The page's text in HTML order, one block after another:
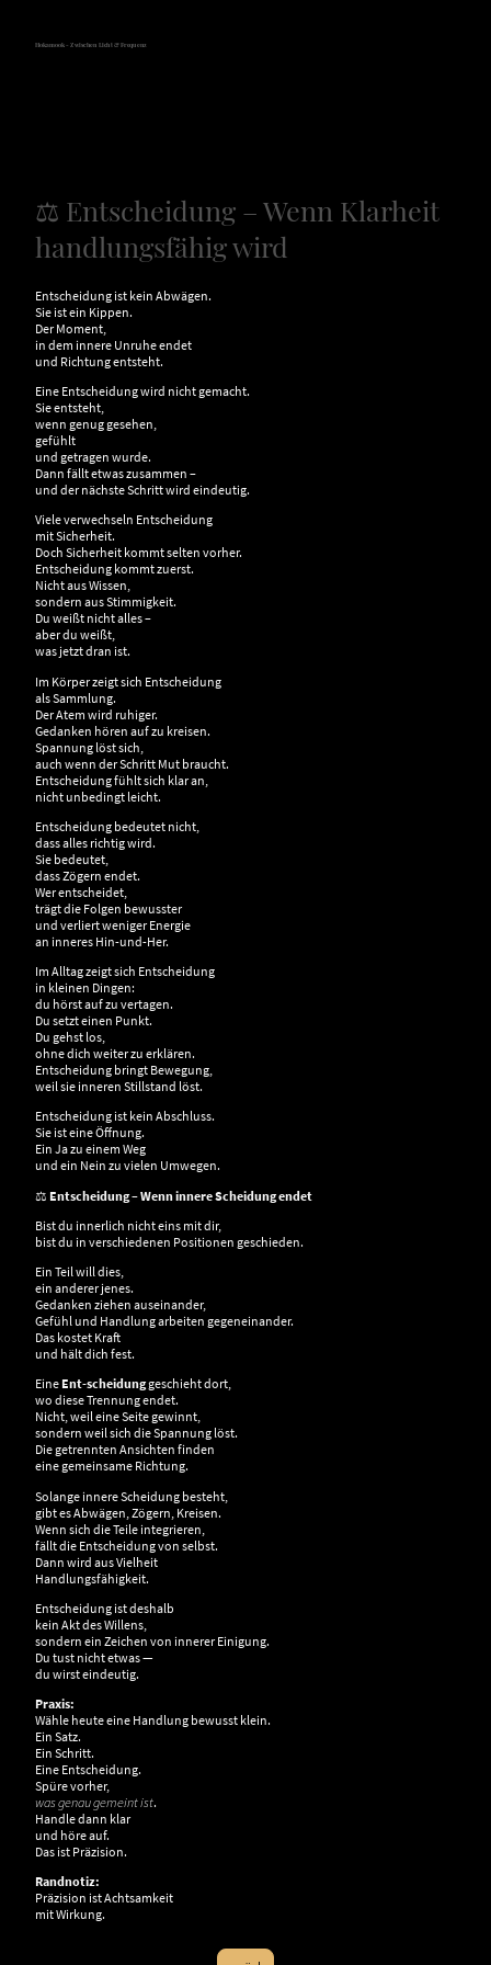
Hokamook - Zwischen Licht & Frequenz
⚖️ Entscheidung – Wenn Klarheit
handlungsfähig wird
Entscheidung ist kein Abwägen.
Sie ist ein Kippen.
Der Moment,
in dem innere Unruhe endet
und Richtung entsteht.
Eine Entscheidung wird nicht gemacht.
Sie entsteht,
wenn genug gesehen,
gefühlt
und getragen wurde.
Dann fällt etwas zusammen –
und der nächste Schritt wird eindeutig.
Viele verwechseln Entscheidung
mit Sicherheit.
Doch Sicherheit kommt selten vorher.
Entscheidung kommt zuerst.
Nicht aus Wissen,
sondern aus Stimmigkeit.
Du weißt nicht alles –
aber du weißt,
was jetzt dran ist.
Im Körper zeigt sich Entscheidung
als Sammlung.
Der Atem wird ruhiger.
Gedanken hören auf zu kreisen.
Spannung löst sich,
auch wenn der Schritt Mut braucht.
Entscheidung fühlt sich klar an,
nicht unbedingt leicht.
Entscheidung bedeutet nicht,
dass alles richtig wird.
Sie bedeutet,
dass Zögern endet.
Wer entscheidet,
trägt die Folgen bewusster
und verliert weniger Energie
an inneres Hin-und-Her.
Im Alltag zeigt sich Entscheidung
in kleinen Dingen:
du hörst auf zu vertagen.
Du setzt einen Punkt.
Du gehst los,
ohne dich weiter zu erklären.
Entscheidung bringt Bewegung,
weil sie inneren Stillstand löst.
Entscheidung ist kein Abschluss.
Sie ist eine Öffnung.
Ein Ja zu einem Weg
und ein Nein zu vielen Umwegen.
⚖️ Entscheidung – Wenn innere Scheidung endet
Bist du innerlich nicht eins mit dir,
bist du in verschiedenen Positionen geschieden.
Ein Teil will dies,
ein anderer jenes.
Gedanken ziehen auseinander,
Gefühl und Handlung arbeiten gegeneinander.
Das kostet Kraft
und hält dich fest.
Eine Ent-scheidunggeschieht dort,
wo diese Trennung endet.
Nicht, weil eine Seite gewinnt,
sondern weil sich die Spannung löst.
Die getrennten Ansichten finden
eine gemeinsame Richtung.
Solange innere Scheidung besteht,
gibt es Abwägen, Zögern, Kreisen.
Wenn sich die Teile integrieren,
fällt die Entscheidung von selbst.
Dann wird aus Vielheit
Handlungsfähigkeit.
Entscheidung ist deshalb
kein Akt des Willens,
sondern ein Zeichen von innerer Einigung.
Du tust nicht etwas —
du wirst eindeutig.
Praxis:
Wähle heute eine Handlung bewusst klein.
Ein Satz.
Ein Schritt.
Eine Entscheidung.
Spüre vorher,
was genau gemeint ist.
Handle dann klar
und höre auf.
Das ist Präzision.
Randnotiz:
Präzision ist Achtsamkeit
mit Wirkung.